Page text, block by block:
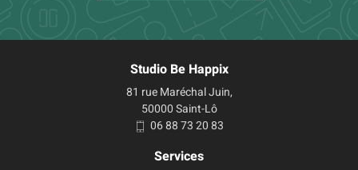
Studio Be Happix
81 rue Maréchal Juin,
50000 Saint-Lô
06 88 73 20 83
Services